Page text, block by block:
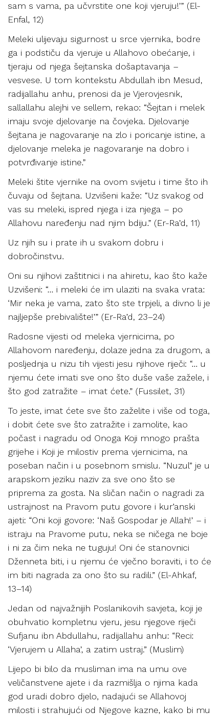
sam s vama, pa učvrstite one koji vjeruju!’” (El-
Enfal, 12)
Meleki ulijevaju sigurnost u srce vjernika, bodre
ga i podstiču da vjeruje u Allahovo obećanje, i
tjeraju od njega šejtanska došaptavanja –
vesvese. U tom kontekstu Abdullah ibn Mesud,
radijallahu anhu, prenosi da je Vjerovjesnik,
sallallahu alejhi ve sellem, rekao: “Šejtan i melek
imaju svoje djelovanje na čovjeka. Djelovanje
šejtana je nagovaranje na zlo i poricanje istine, a
djelovanje meleka je nagovaranje na dobro i
potvrđivanje istine.”
Meleki štite vjernike na ovom svijetu i time što ih
čuvaju od šejtana. Uzvišeni kaže: “Uz svakog od
vas su meleki, ispred njega i iza njega – po
Allahovu naređenju nad njim bdiju.” (Er-Ra’d, 11)
Uz njih su i prate ih u svakom dobru i
dobročinstvu.
Oni su njihovi zaštitnici i na ahiretu, kao što kaže
Uzvišeni: “… i meleki će im ulaziti na svaka vrata:
‘Mir neka je vama, zato što ste trpjeli, a divno li je
najljepše prebivalište!’” (Er-Ra’d, 23–24)
Radosne vijesti od meleka vjernicima, po
Allahovom naređenju, dolaze jedna za drugom, a
posljednja u nizu tih vijesti jesu njihove riječi: “… u
njemu ćete imati sve ono što duše vaše zažele, i
što god zatražite – imat ćete.” (Fussilet, 31)
To jeste, imat ćete sve što zaželite i više od toga,
i dobit ćete sve što zatražite i zamolite, kao
počast i nagradu od Onoga Koji mnogo prašta
grijehe i Koji je milostiv prema vjernicima, na
poseban način i u posebnom smislu. “Nuzul” je u
arapskom jeziku naziv za sve ono što se
priprema za gosta. Na sličan način o nagradi za
ustrajnost na Pravom putu govore i kur’anski
ajeti: “Oni koji govore: ‘Naš Gospodar je Allah!’ – i
istraju na Pravome putu, neka se ničega ne boje
i ni za čim neka ne tuguju! Oni će stanovnici
Dženneta biti, i u njemu će vječno boraviti, i to će
im biti nagrada za ono što su radili.” (El-Ahkaf,
13–14)
Jedan od najvažnijih Poslanikovih savjeta, koji je
obuhvatio kompletnu vjeru, jesu njegove riječi
Sufjanu ibn Abdullahu, radijallahu anhu: “Reci:
‘Vjerujem u Allaha’, a zatim ustraj.” (Muslim)
Lijepo bi bilo da musliman ima na umu ove
veličanstvene ajete i da razmišlja o njima kada
god uradi dobro djelo, nadajući se Allahovoj
milosti i strahujući od Njegove kazne, kako bi mu